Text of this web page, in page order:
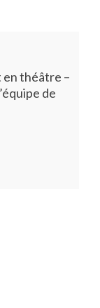
en théâtre –
de